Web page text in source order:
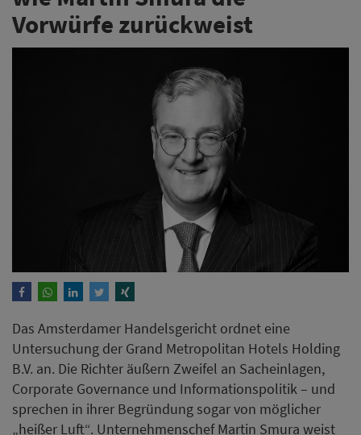
Vorwürfe zurückweist
Das Amsterdamer Handelsgericht ordnet eine
Untersuchung der Grand Metropolitan Hotels Holding
B.V. an. Die Richter äußern Zweifel an Sacheinlagen,
Corporate Governance und Informationspolitik – und
sprechen in ihrer Begründung sogar von möglicher
„heißer Luft“. Unternehmenschef Martin Smura weist